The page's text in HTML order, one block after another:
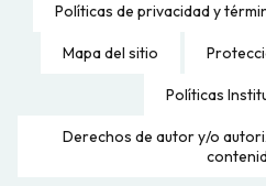
Políticas de privacidad y
Mapa del sitio
Políticas
Derechos de autor y/o